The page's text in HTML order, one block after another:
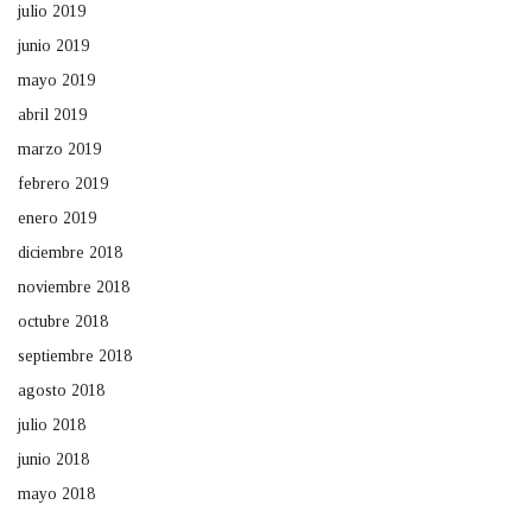
julio 2019
junio 2019
mayo 2019
abril 2019
marzo 2019
febrero 2019
enero 2019
diciembre 2018
noviembre 2018
octubre 2018
septiembre 2018
agosto 2018
julio 2018
junio 2018
mayo 2018